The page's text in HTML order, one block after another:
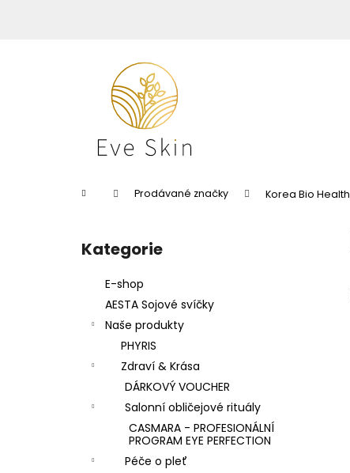
Domů Prodávané značky Korea Bio Health
Přeskočit
kategorie
Kategorie
E-shop
AESTA Sojové svíčky
Naše produkty
PHYRIS
Zdraví & Krása
DÁRKOVÝ VOUCHER
Salonní obličejové rituály
CASMARA - PROFESIONÁLNÍ
PROGRAM EYE PERFECTION
Péče o pleť
KK KOLAGEN HYDROLIZOVANÝ KOLAGEN
S PŘÍCHUTÍ MALINY
1 590 Kč